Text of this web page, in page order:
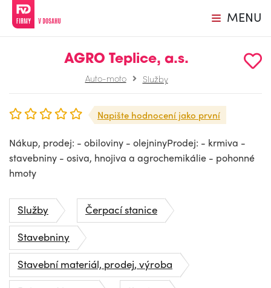
MENU
AGRO Teplice, a.s.
Auto-moto Služby
Napište hodnocení jako první
Nákup, prodej: - obiloviny - olejninyProdej: - krmiva -
stavebniny - osiva, hnojiva a agrochemikálie - pohonné
hmoty
Služby
Čerpací stanice
Stavebniny
Stavební materiál, prodej, výroba